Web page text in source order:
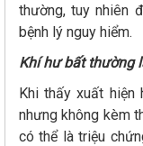
thường, tuy nhiên
bệnh lý nguy hiểm.
Khí hư bất thường
Khi thấy xuất hiện
nhưng không kèm
có thể là triệu